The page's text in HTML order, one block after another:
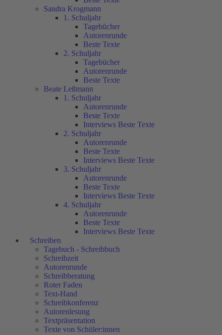
Sandra Krogmann
1. Schuljahr
Tagebücher
Autorenrunde
Beste Texte
2. Schuljahr
Tagebücher
Autorenrunde
Beste Texte
Beate Leßmann
1. Schuljahr
Autorenrunde
Beste Texte
Interviews Beste Texte
2. Schuljahr
Autorenrunde
Beste Texte
Interviews Beste Texte
3. Schuljahr
Autorenrunde
Beste Texte
Interviews Beste Texte
4. Schuljahr
Autorenrunde
Beste Texte
Interviews Beste Texte
Schreiben
Tagebuch - Schreibbuch
Schreibzeit
Autorenrunde
Schreibberatung
Roter Faden
Text-Hand
Schreibkonferenz
Autorenlesung
Textpräsentation
Texte von Schüler:innen